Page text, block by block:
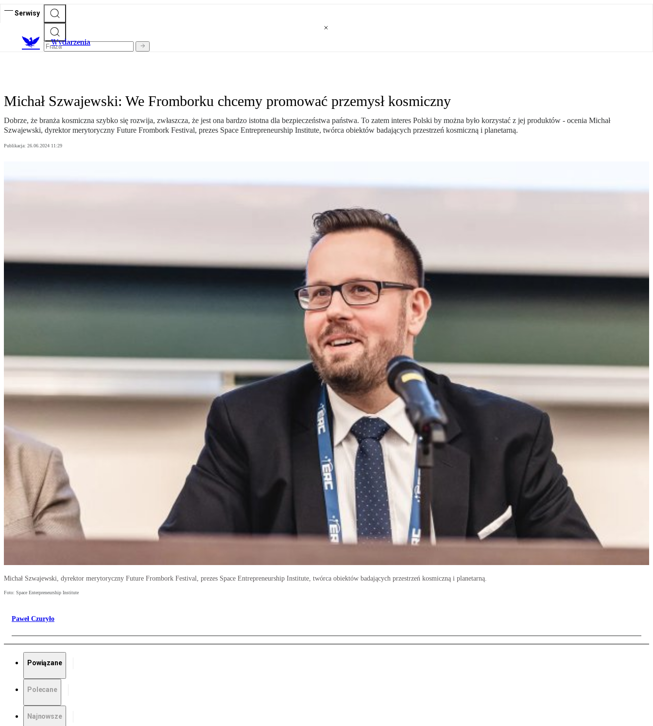
Serwisy
Wydarzenia
Michał Szwajewski: We Fromborku chcemy promować przemysł kosmiczny
Dobrze, że branża kosmiczna szybko się rozwija, zwłaszcza, że jest ona bardzo istotna dla bezpieczeństwa państwa. To zatem interes Polski by można było korzystać z jej produktów - ocenia Michał
Szwajewski, dyrektor merytoryczny Future Frombork Festival, prezes Space Entrepreneurship Institute, twórca obiektów badających przestrzeń kosmiczną i planetarną.
Publikacja: 26.06.2024 11:29
Michał Szwajewski, dyrektor merytoryczny Future Frombork Festival, prezes Space Entrepreneurship Institute, twórca obiektów badających przestrzeń kosmiczną i planetarną.
Foto: Space Enterpreneurship Institute
Paweł Czuryło
Powiązane
Polecane
Najnowsze